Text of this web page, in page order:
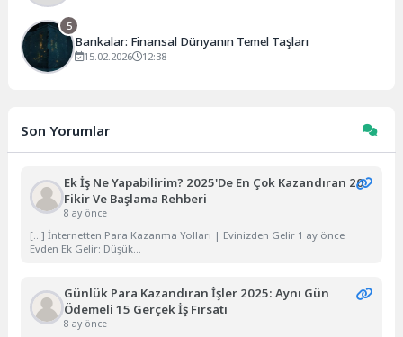
5
Bankalar: Finansal Dünyanın Temel Taşları
15.02.2026 12:38
Son Yorumlar
Ek İş Ne Yapabilirim? 2025'de En Çok Kazandıran 20
Fikir Ve Başlama Rehberi
8 ay önce
[…] İnternetten Para Kazanma Yolları | Evinizden Gelir 1 ay önce
Evden Ek Gelir: Düşük...
Günlük Para Kazandıran İşler 2025: Aynı Gün
Ödemeli 15 Gerçek İş Fırsatı
8 ay önce